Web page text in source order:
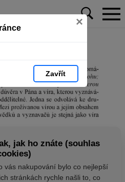
×
Zavřít
jak ho znáte (souhlas
vás nakupování bylo co nejlepší
stránkách rychle našli to, co